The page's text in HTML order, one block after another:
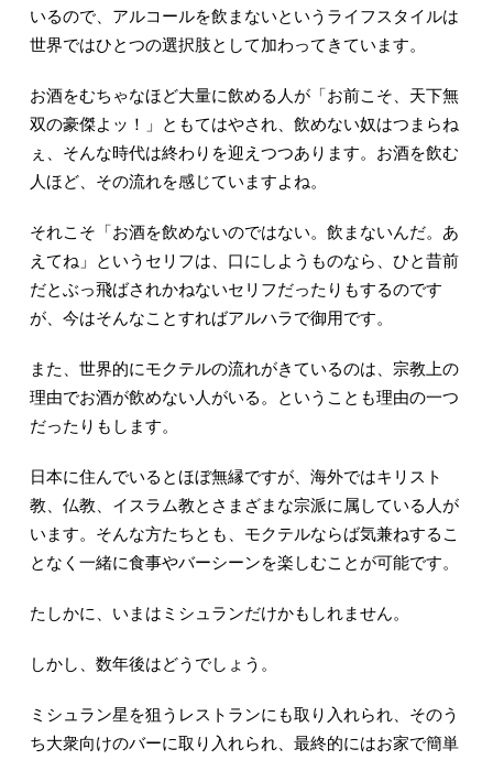
いるので、アルコールを飲まないというライフスタイルは
世界ではひとつの選択肢として加わってきています。
お酒をむちゃなほど大量に飲める人が「お前こそ、天下無
双の豪傑よッ！」ともてはやされ、飲めない奴はつまらね
ぇ、そんな時代は終わりを迎えつつあります。お酒を飲む
人ほど、その流れを感じていますよね。
それこそ「お酒を飲めないのではない。飲まないんだ。あ
えてね」というセリフは、口にしようものなら、ひと昔前
だとぶっ飛ばされかねないセリフだったりもするのです
が、今はそんなことすればアルハラで御用です。
また、世界的にモクテルの流れがきているのは、宗教上の
理由でお酒が飲めない人がいる。ということも理由の一つ
だったりもします。
日本に住んでいるとほぼ無縁ですが、海外ではキリスト
教、仏教、イスラム教とさまざまな宗派に属している人が
います。そんな方たちとも、モクテルならば気兼ねするこ
となく一緒に食事やバーシーンを楽しむことが可能です。
たしかに、いまはミシュランだけかもしれません。
しかし、数年後はどうでしょう。
ミシュラン星を狙うレストランにも取り入れられ、そのう
ち大衆向けのバーに取り入れられ、最終的にはお家で簡単